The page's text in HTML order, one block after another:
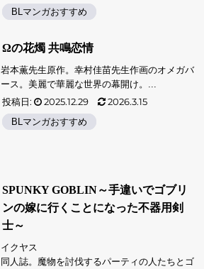
BLマンガおすすめ
Ωの花燭 共鳴恋情
岩本薫先生原作。幸村佳苗先生作画のオメガバ
ース。美麗で華麗な世界の幕開け。...
投稿日:
2025.12.29
2026.3.15
BLマンガおすすめ
SPUNKY GOBLIN～手違いでゴブリ
ンの嫁に行くことになった不器用剣
士～
イクヤス
同人誌。魔物を討伐するパーティの人たちとゴ